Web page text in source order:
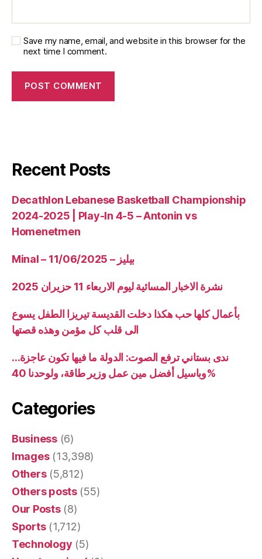
Save my name, email, and website in this browser for the
next time I comment.
Recent Posts
Decathlon Lebanese Basketball Championship
2024-2025 | Play-In 4-5 – Antonin vs
Homenetmen
Minal – 11/06/2025 – بيليز
نشرة الاخبار المسائية ليوم الاربعاء 11 حزيران 2025
بأعمال كلها حب هكذا دخلت القديسة تيريزا الطفل يسوع
الى قلب كل مؤمن وهذه قصتها
ندى بستاني ترفع الصوت: الدولة ما فيها تكون عاجزة…
وباسيل أفضل مين عمل وزير طاقة، ولوحدنا 40%
Categories
Business(6)
Images(13,398)
Others(5,812)
Others posts(55)
Our Posts(8)
Sports(1,712)
Technology (5)